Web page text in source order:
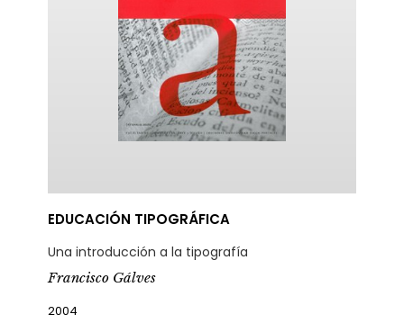
EDUCACIÓN TIPOGRÁFICA
Una introducción a la tipografía
Francisco Gálves
2004